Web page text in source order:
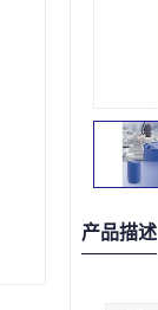
产品描述